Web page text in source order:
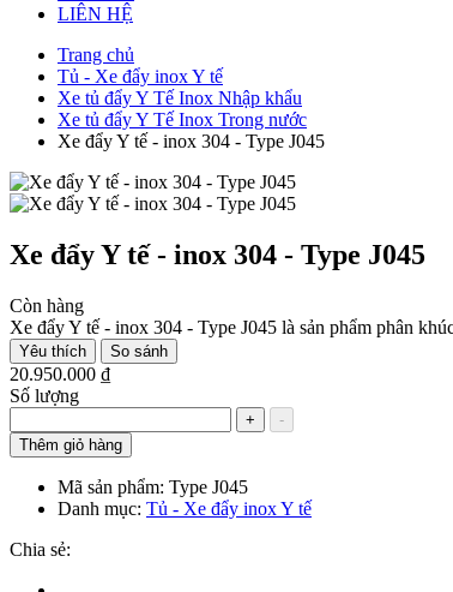
LIÊN HỆ
Trang chủ
Tủ - Xe đẩy inox Y tế
Xe tủ đẩy Y Tế Inox Nhập khẩu
Xe tủ đẩy Y Tế Inox Trong nước
Xe đẩy Y tế - inox 304 - Type J045
Xe đẩy Y tế - inox 304 - Type J045
Còn hàng
Xe đẩy Y tế - inox 304 - Type J045 là sản phẩm phân
Yêu thích So sánh
20.950.000 ₫
Số lượng
+
-
Thêm giỏ hàng
Mã sản phẩm: Type J045
Danh mục: Tủ - Xe đẩy inox Y tế
Chia sẻ: